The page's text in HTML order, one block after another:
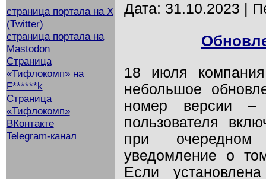
страница портала на X
(Twitter)
страница портала на
Mastodon
Страница
«Тифлокомп» на
F******k
Страница
«Тифлокомп»
ВКонтакте
Telegram-канал
Дата: 31.10.2023 |
18 июля
небольшое
номер версии –
пользователя
при очередном
уведомление о
Если